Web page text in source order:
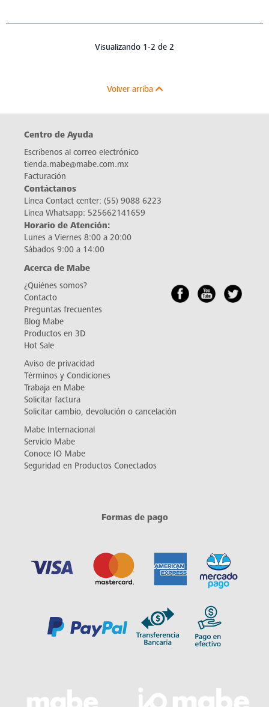
Visualizando 1-2 de 2
Volver arriba
Centro de Ayuda
Escríbenos al correo electrónico
tienda.mabe@mabe.com.mx
Facturación
Contáctanos
Línea Contact center: (55) 9088 6223
Línea Whatsapp: 525662141659
Horario de Atención:
Lunes a Viernes 8:00 a 20:00
Sábados 9:00 a 14:00
Acerca de Mabe
¿Quiénes somos?
Contacto
Preguntas frecuentes
Blog Mabe
Productos en 3D
Hot Sale
Aviso de privacidad
Términos y Condiciones
Trabaja en Mabe
Solicitar factura
Solicitar cambio, devolución o cancelación
Mabe Internacional
Servicio Mabe
Conoce IO Mabe
Seguridad en Productos Conectados
Formas de pago